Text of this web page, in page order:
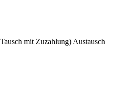
mit Zuzahlung) Austausch